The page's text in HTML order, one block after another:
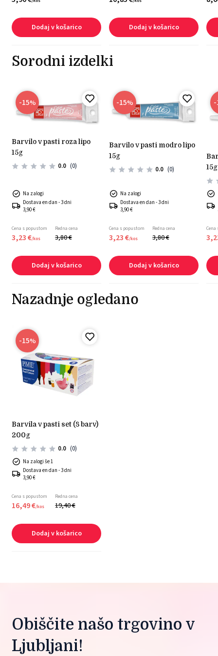
Dodaj v košarico Dodaj v košarico
Sorodni izdelki
-15%
barvilo v pasti roza lipo
15g
0.0 (0)
Na zalogi
Dostava en dan - 3 dni
3,90 €
Cena s popustom
3,23€/kos
Redna cena
3,80€
Dodaj v košarico
-15%
barvilo v pasti modro lipo
15g
0.0 (0)
Na zalogi
Dostava en dan - 3 dni
3,90 €
Cena s popustom
3,23€/kos
Redna cena
3,80€
Dodaj v košarico
barvilo v pasti rdeče lipo
15g
3,
Nazadnje ogledano
-15%
barvila v pasti set (8 barv)
200g
0.0 (0)
Na zalogi še 1
Dostava en dan - 3 dni
3,90 €
Cena s popustom
16,49€/kos
Redna cena
19,40€
Dodaj v košarico
Obiščite našo trgovino v
Ljubljani!